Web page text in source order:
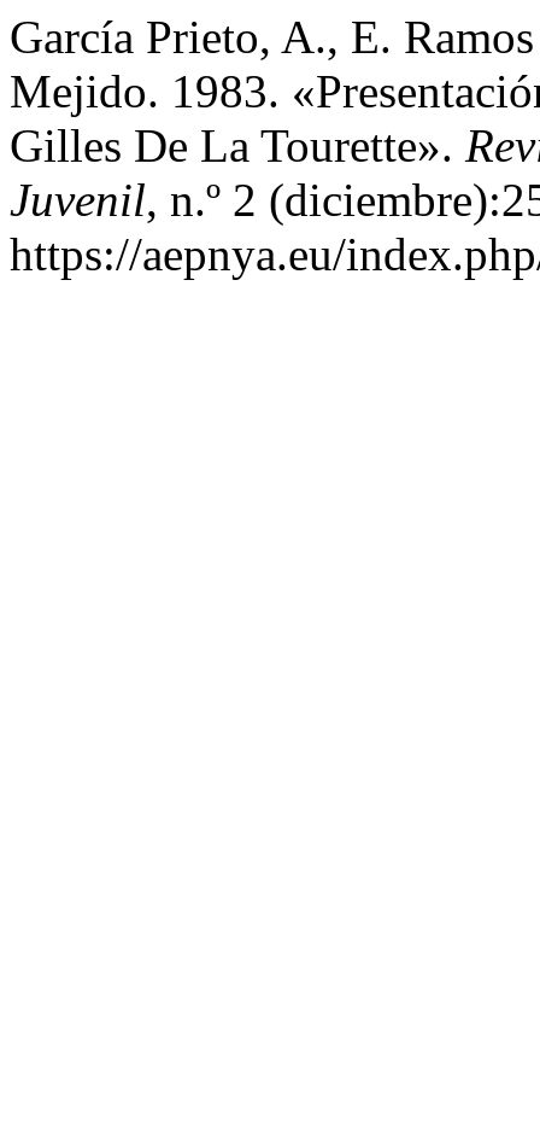
García Prieto, A., E.
Mejido. 1983.
Gilles De La Tourette».
Juvenil, n.º 2
https://aepnya.eu/